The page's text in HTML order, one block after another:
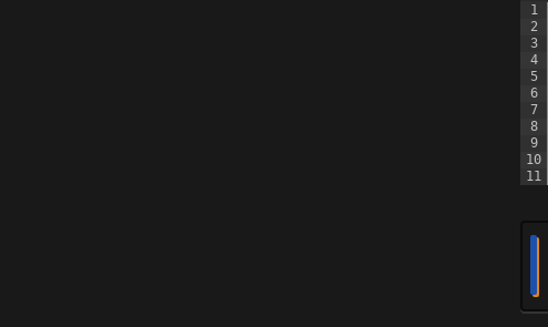
1
2
3
4
5
6
7
8
9
10
11